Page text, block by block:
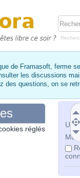
de Framasoft, ferme
les discussions
des questions, on se
Mot
réglés